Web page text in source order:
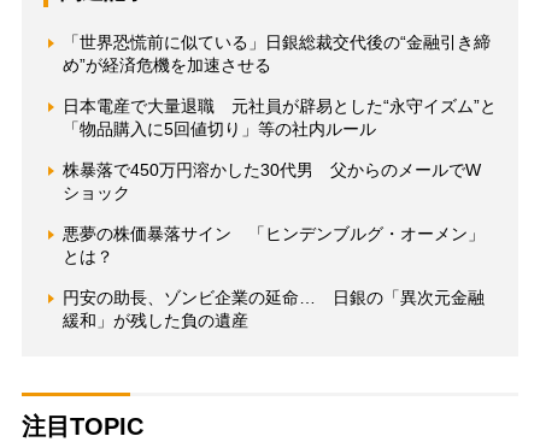
「世界恐慌前に似ている」日銀総裁交代後の“金融引き締
め”が経済危機を加速させる
日本電産で大量退職 元社員が辟易とした“永守イズム”と
「物品購入に5回値切り」等の社内ルール
株暴落で450万円溶かした30代男 父からのメールでW
ショック
悪夢の株価暴落サイン 「ヒンデンブルグ・オーメン」
とは？
円安の助長、ゾンビ企業の延命… 日銀の「異次元金融
緩和」が残した負の遺産
注目TOPIC